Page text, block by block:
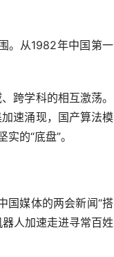
。从1982年中国第一
跨学科的相互激荡。
速涌现，国产算法模
的“底盘”。
媒体的两会新闻“搭
人加速走进寻常百姓